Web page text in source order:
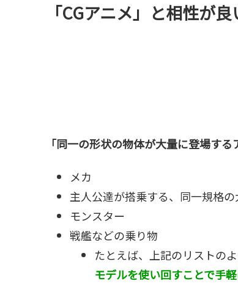
「CGアニメ」と相性が
「同一の形状の物体が大量に登場す
メカ
主人公達が搭乗する、同一規格の
モンスター
戦艦などの乗り物
たとえば、上記のリストの
モデルを使い回すことで手